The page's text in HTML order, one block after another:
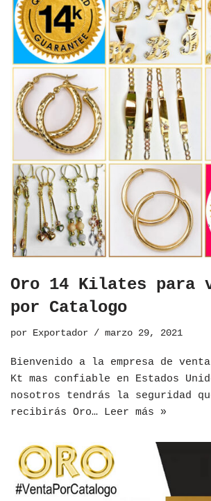
Oro 14 Kilates para
por Catalogo
por Exportador marzo 29, 2021
Bienvenido a la empresa de
Kt mas confiable en Estados
nosotros tendrás la seguridad
recibirás Oro… Leer más »